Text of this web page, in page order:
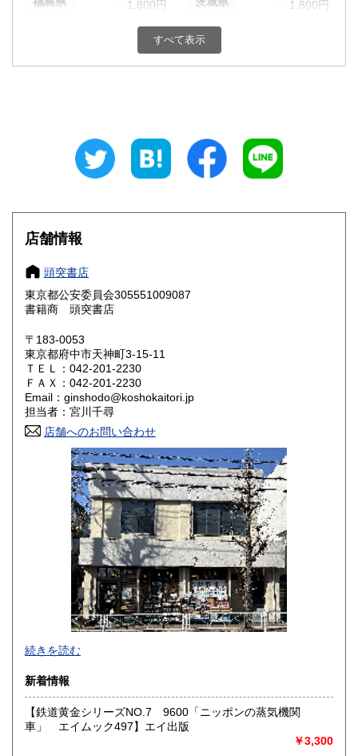
1,800円 1,800円
1,800円 群馬県
埼玉県 千葉県
1,800円 富山県
1,800円 福井県
1,800円 1,800円
岐阜県
愛知県
滋賀県
大阪府 1,800円
奈良県 1,800円
鳥取県
1,800円 広島県
1,800円 徳島県
1,800円 愛媛県
1,800円 福岡県
1,800円 長崎県
1,800円 大分県
宮崎県
沖縄県
すべて表示
店舗情報
頭突書店
東京都公安委員会305551009087
書籍商 頭突書店
〒183-0053
東京都府中市天神町3-15-11
ＴＥＬ：042-201-2230
ＦＡＸ：042-201-2230
Email：ginshodo@koshokaitori.jp
担当者：宮川千尋
店舗へのお問い合わせ
東京都では「銀装堂」として営業しております。
基本的には同じ書店となります。
★★ご質問、ご要望はご注文前にお問合せ下さい。★★
★★電話・FAXでの在庫、状態確認及びご注文には対応しま
せん。
すべての方にメールでのお問い合わせを御案内してい
続きを読む
新着情報
【鉄道黄金シリーズNO.7 9600「ニッポンの蒸気機関
車」 エイムック497】エイ出版
￥3,300